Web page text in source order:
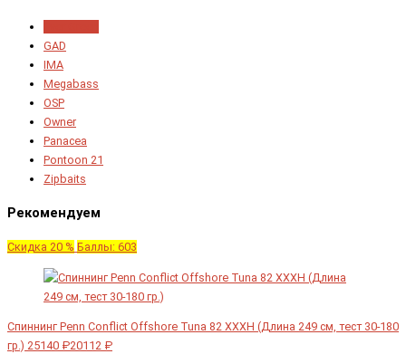
GAD
IMA
Megabass
OSP
Owner
Panacea
Pontoon 21
Zipbaits
Рекомендуем
Скидка 20 % Баллы: 603
Спиннинг Penn Conflict Offshore Tuna 82 XXXH (Длина 249 см, тест 30-180
гр.) 25140 ₽20112 ₽